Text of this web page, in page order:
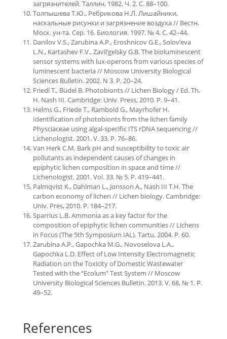
загрязнителей. Таллин, 1982. Ч. 2. С. 88–100.
Толпышева Т.Ю., Ребрикова Н.Л. Лишайники,
наскальные рисунки и загрязнение воздуха // Вестн.
Моск. ун-та. Сер. 16. Биология. 1997. № 4. С. 42–44.
Danilov V.S., Zarubina A.P., Eroshnicov G.E., Solov’eva
L.N., Kartashev F.V., Zavil’gelsky G.B. The bioluminescent
sensor systems with lux-operons from various species of
luminescent bacteria // Moscow University Biological
Sciences Bulletin. 2002. N 3. P. 20–24.
Friedl T., Büdel B. Photobionts // Lichen Biology / Ed. Th.
H. Nash III. Cambridge: Univ. Press, 2010. P. 9–41.
Helms G., Friede T., Rambold G., Mayrhofer H.
Identification of photobionts from the lichen family
Physciaceae using algal-specific ITS rDNA sequencing //
Lichenologist. 2001. V. 33. P. 76–86.
Van Herk C.M. Bark pH and susceptibility to toxic air
pollutants as independent causes of changes in
epiphytic lichen composition in space and time //
Lichenologist. 2001. Vol. 33. № 5. P. 419–441.
Palmqvist K., Dahlman L., Jonsson A., Nash III T.H. The
carbon economy of lichen // Lichen biology. Cambridge:
Univ. Pres, 2010. P. 184–217.
Sparrius L.B. Ammonia as a key factor for the
composition of epiphytic lichen communities // Lichens
in Focus (The 5th Symposium IAL). Tartu, 2004. P. 60.
Zarubina A.P., Gapochka M.G., Novoselova L.A.,
Gapochka L.D. Effect of Low Intensity Electromagnetic
Radiation on the Toxicity of Domestic Wastewater
Tested with the “Ecolum” Test System // Moscow
University Biological Sciences Bulletin. 2013. V. 68, № 1. P.
49–52.
References